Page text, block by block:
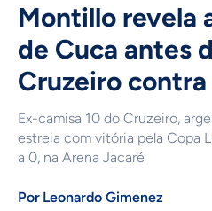
Montillo revela
de Cuca antes
Cruzeiro
Ex-camisa 10 do Cruzeiro,
estreia com vitória pela Copa
a 0, na Arena Jacaré
Por Leonardo Gimenez